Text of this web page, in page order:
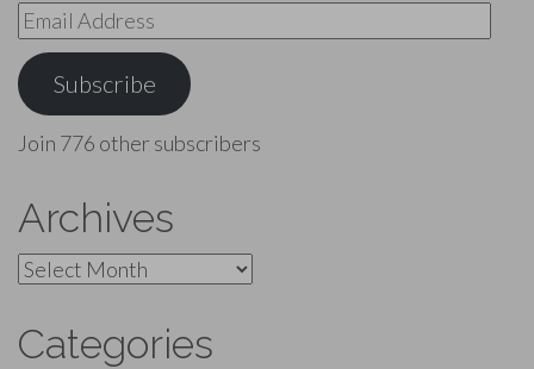
Email
Address
Subscribe
Join 776 other subscribers
Archives
Archives
Categories